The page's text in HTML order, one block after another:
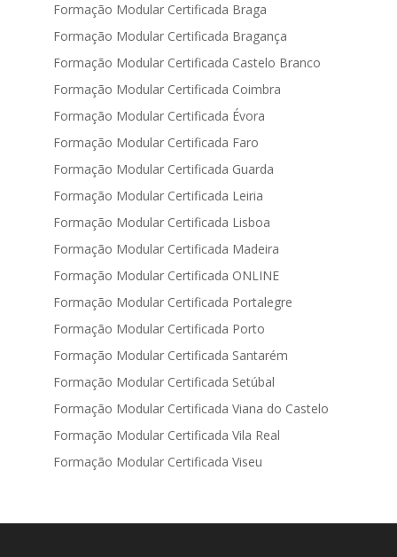
Formação Modular Certificada Braga
Formação Modular Certificada Bragança
Formação Modular Certificada Castelo Branco
Formação Modular Certificada Coimbra
Formação Modular Certificada Évora
Formação Modular Certificada Faro
Formação Modular Certificada Guarda
Formação Modular Certificada Leiria
Formação Modular Certificada Lisboa
Formação Modular Certificada Madeira
Formação Modular Certificada ONLINE
Formação Modular Certificada Portalegre
Formação Modular Certificada Porto
Formação Modular Certificada Santarém
Formação Modular Certificada Setúbal
Formação Modular Certificada Viana do Castelo
Formação Modular Certificada Vila Real
Formação Modular Certificada Viseu